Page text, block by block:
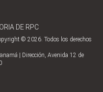
DE RPC
© 2026. Todos los derechos
| Dirección, Avenida 12 de